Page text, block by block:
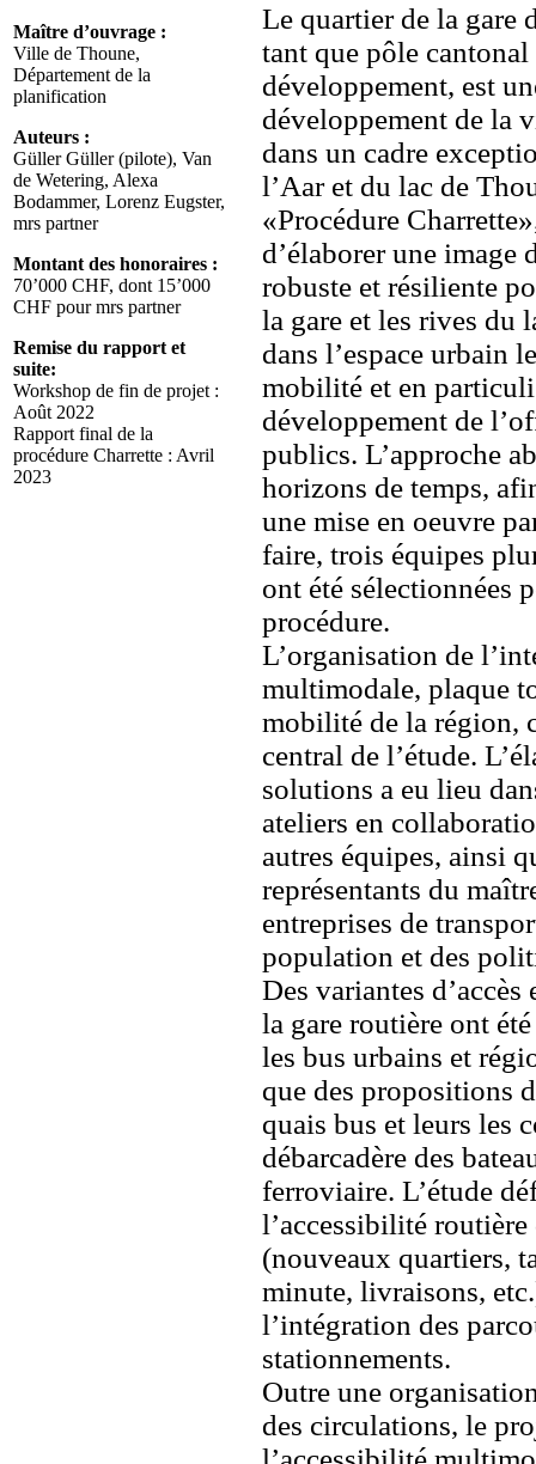
Maître d’ouvrage :
Ville de Thoune,
Département de la
planification
Auteurs :
Güller Güller (pilote), Van
de Wetering, Alexa
Bodammer, Lorenz Eugster,
mrs partner
Montant des honoraires :
70’000 CHF, dont 15’000
CHF pour mrs partner
Remise du rapport et
suite:
Workshop de fin de projet :
Août 2022
Rapport final de la
procédure Charrette : Avril
2023
Le quartier de la gare
tant que pôle cantonal
développement, est
développement de la
dans un cadre
l’Aar et du lac de
«Procédure
d’élaborer une image
robuste et résiliente
la gare et les rives du
dans l’espace urbain
mobilité et en
développement de
publics. L’approche
horizons de temps,
une mise en oeuvre
faire, trois équipes
ont été sélectionnées
procédure.
L’organisation de
multimodale, plaque
mobilité de la région,
central de l’étude.
solutions a eu lieu
ateliers en
autres équipes, ainsi
représentants du
entreprises de
population et des
Des variantes d’accès
la gare routière ont
les bus urbains et
que des propositions
quais bus et leurs les
débarcadère des
ferroviaire. L’étude
l’accessibilité routière
(nouveaux quartiers,
minute, livraisons,
l’intégration des
stationnements.
Outre une
des circulations, le